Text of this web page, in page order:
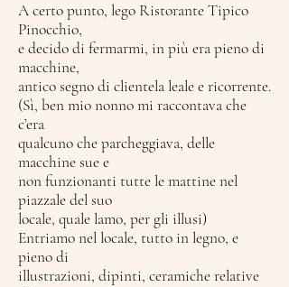
A certo punto, lego Ristorante Tipico
Pinocchio,
e decido di fermarmi, in più era pieno di
macchine,
antico segno di clientela leale e ricorrente.
(Sì, ben mio nonno mi raccontava che
c’era
qualcuno che parcheggiava, delle
macchine sue e
non funzionanti tutte le mattine nel
piazzale del suo
locale, quale lamo, per gli illusi)
Entriamo nel locale, tutto in legno, e
pieno di
illustrazioni, dipinti, ceramiche relative